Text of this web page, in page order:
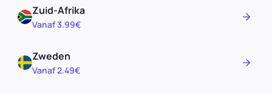
Zuid-Afrika
Vanaf 3.99€
Zweden
Vanaf 2.49€